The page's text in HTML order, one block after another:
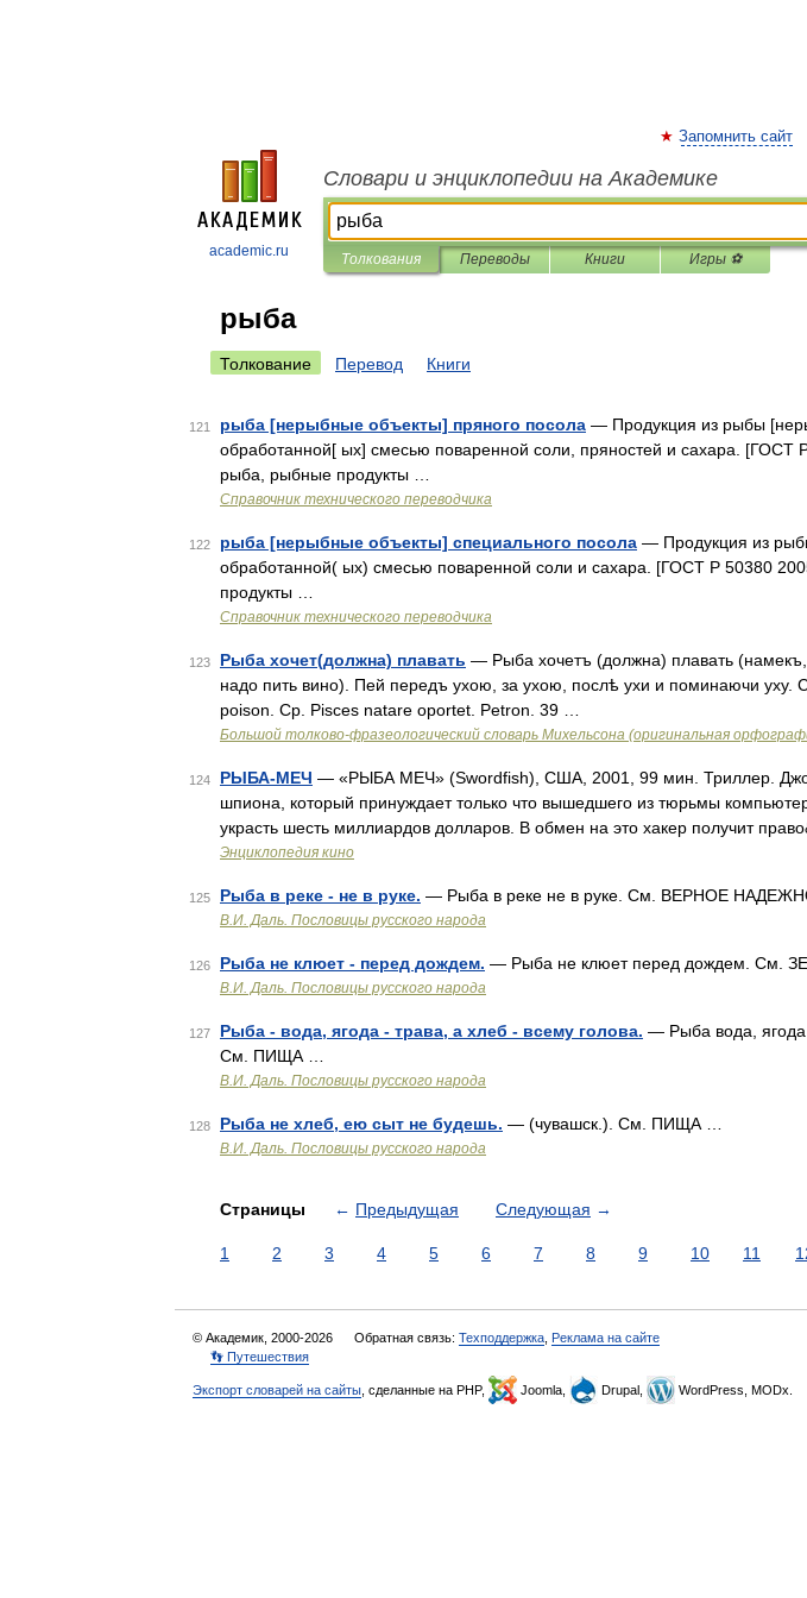
academic.ru
Запомнить сайт
Словари и энциклопедии на Академике
Толкования Переводы Книги Игры ⚽
рыба
Толкование Перевод Книги
121 рыба [нерыбные объекты] пряного посола — Продукция из рыбы
обработанной[ ых] смесью поваренной соли, пряностей и сахара. [ГОСТ
рыба, рыбные продукты …
Справочник технического переводчика
122 рыба [нерыбные объекты] специального посола — Продукция из
обработанной( ых) смесью поваренной соли и сахара. [ГОСТ Р 50380
продукты …
Справочник технического переводчика
123 Рыба хочет(должна) плавать — Рыба хочетъ (должна) плавать
надо пить вино). Пей передъ ухою, за ухою, послѣ ухи и поминаючи уху.
poison. Ср. Pisces natare oportet. Petron. 39 …
Большой толково-фразеологический словарь Михельсона (оригинальная
124 РЫБА-МЕЧ — «РЫБА МЕЧ» (Swordfish), США, 2001, 99 мин. Триллер.
шпиона, который принуждает только что вышедшего из тюрьмы
украсть шесть миллиардов долларов. В обмен на это хакер получит
Энциклопедия кино
125 Рыба в реке - не в руке. — Рыба в реке не в руке. См. ВЕРНОЕ
В.И. Даль. Пословицы русского народа
126 Рыба не клюет - перед дождем. — Рыба не клюет перед дождем. См.
В.И. Даль. Пословицы русского народа
127 Рыба - вода, ягода - трава, а хлеб - всему голова. — Рыба вода, ягода
См. ПИЩА …
В.И. Даль. Пословицы русского народа
128 Рыба не хлеб, ею сыт не будешь. — (чувашск.). См. ПИЩА …
В.И. Даль. Пословицы русского народа
Страницы ← Предыдущая Следующая →
1 2 3 4 5 6 7 8 9 10 11
© Академик, 2000-2026 Обратная связь: Техподдержка Реклама на сайте
👣 Путешествия
Экспорт словарей на сайты , сделанные на PHP, Joomla, Drupal, WordPress, MODx.